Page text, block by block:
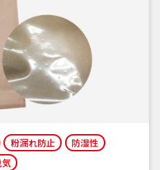
粉漏れ防止
防湿性